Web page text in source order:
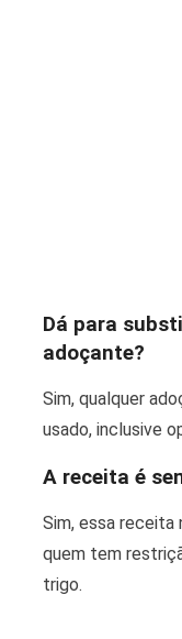
Dá para
adoçante?
Sim, qualquer
usado, inclusive
A receita é
Sim, essa receita
quem tem
trigo.